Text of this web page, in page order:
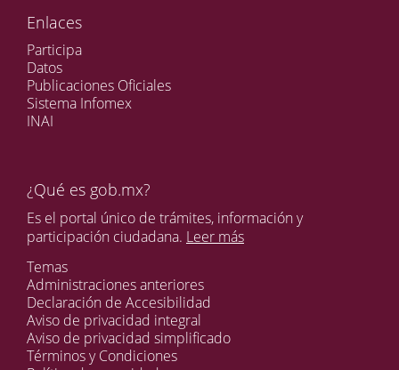
Enlaces
Participa
Datos
Publicaciones Oficiales
Sistema Infomex
INAI
¿Qué es gob.mx?
Es el portal único de trámites, información y
participación ciudadana. Leer más
Temas
Administraciones anteriores
Declaración de Accesibilidad
Aviso de privacidad integral
Aviso de privacidad simplificado
Términos y Condiciones